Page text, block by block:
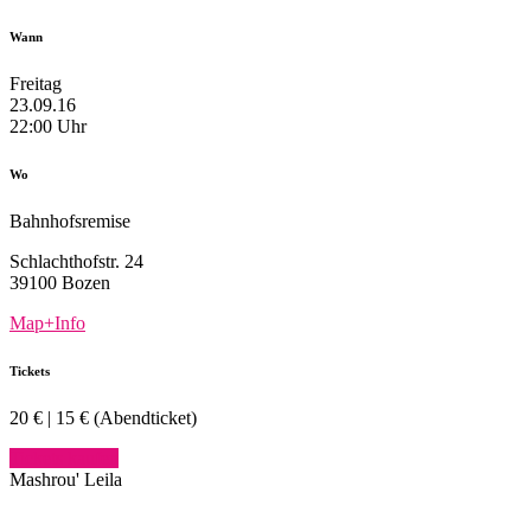
Wann
Freitag
23.09.16
22:00 Uhr
Wo
Bahnhofsremise
Schlachthofstr. 24
39100 Bozen
Map+Info
Tickets
20 € | 15 € (Abendticket)
Mashrou' Leila